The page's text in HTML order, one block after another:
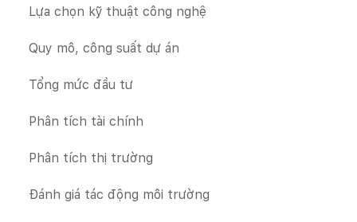
Lựa chọn kỹ thuật công nghệ
Quy mô, công suất dự án
Tổng mức đầu tư
Phân tích tài chính
Phân tích thị trường
Đánh giá tác động môi trường